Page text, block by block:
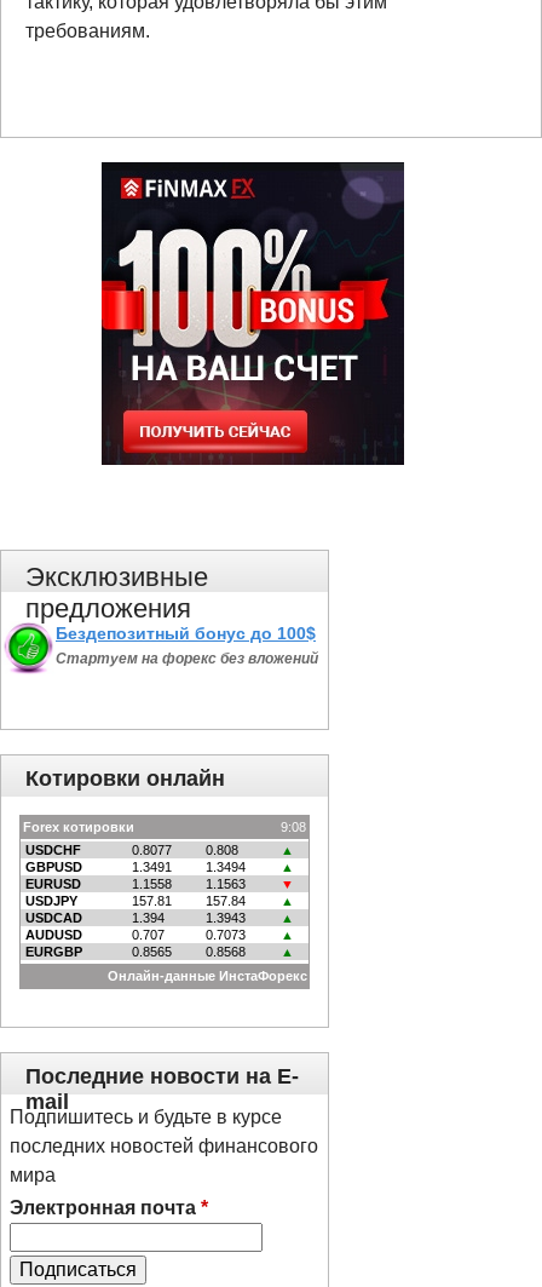
требованиям.
Эксклюзивные
предложения
Бездепозитный бонус до 100$
Стартуем на форекс без вложений
Котировки онлайн
Последние новости на E-
mail
Подпишитесь и будьте в курсе
последних новостей финансового
мира
Электронная почта *